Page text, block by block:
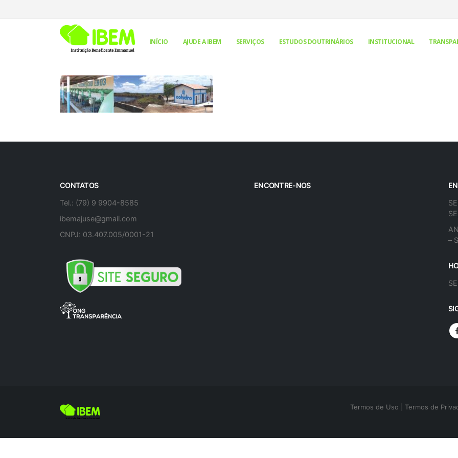
INÍCIO AJUDE A IBEM SERVIÇOS ESTUDOS DOUTRINÁRIOS INSTITUCIONAL
CONTATOS
Tel.: (79) 9 9904-8585
ibemajuse@gmail.com
CNPJ: 03.407.005/0001-21
ENCONTRE-NOS
–
Termos de Uso Termos de